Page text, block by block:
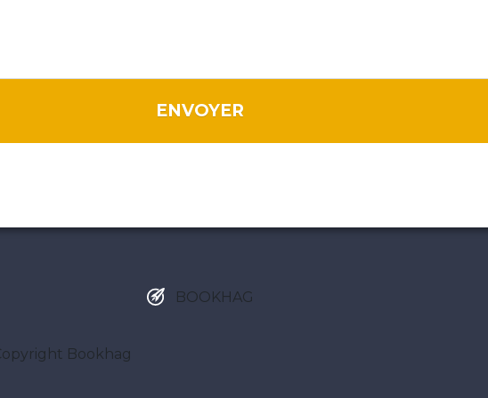
ENVOYER
BOOKHAG
Bookhag